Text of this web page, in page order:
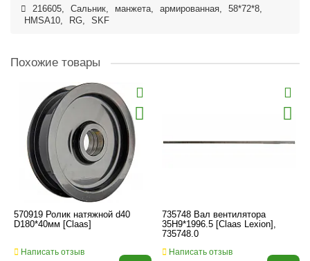
216605, Сальник, манжета, армированная, 58*72*8,
HMSA10, RG, SKF
Похожие товары
570919 Ролик натяжной d40
D180*40мм [Claas]
Написать отзыв
735748 Вал вентилятора
35H9*1996.5 [Claas Lexion],
735748.0
Написать отзыв